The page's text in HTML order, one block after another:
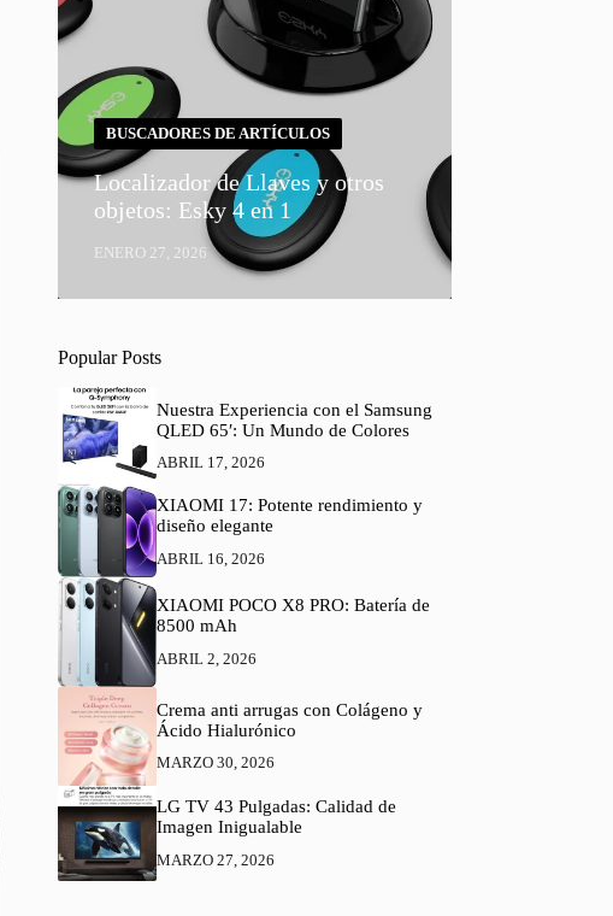
BUSCADORES DE ARTÍCULOS
Localizador de Llaves y otros
objetos: Esky 4 en 1
ENERO 27, 2026
Popular Posts
Nuestra Experiencia con el Samsung
QLED 65′: Un Mundo de Colores
ABRIL 17, 2026
XIAOMI 17: Potente rendimiento y
diseño elegante
ABRIL 16, 2026
XIAOMI POCO X8 PRO: Batería de
8500 mAh
ABRIL 2, 2026
Crema anti arrugas con Colágeno y
Ácido Hialurónico
MARZO 30, 2026
LG TV 43 Pulgadas: Calidad de
Imagen Inigualable
MARZO 27, 2026